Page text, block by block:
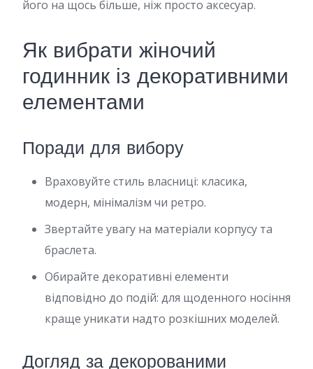
його на щось більше, ніж просто аксесуар.
Як вибрати жіночий
годинник із декоративними
елементами
Поради для вибору
Враховуйте стиль власниці: класика,
модерн, мінімалізм чи ретро.
Звертайте увагу на матеріали корпусу та
браслета.
Обирайте декоративні елементи
відповідно до подій: для щоденного носіння
краще уникати надто розкішних моделей.
Догляд за декорованими